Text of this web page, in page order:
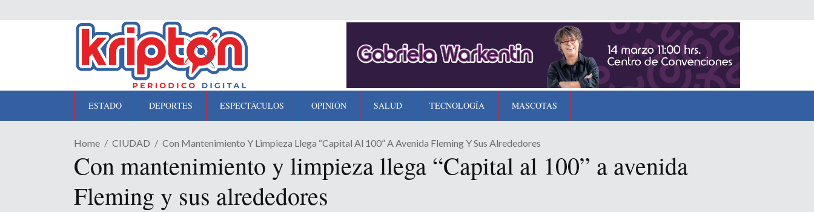
ESTADO DEPORTES ESPECTÁCULOS OPINIÓN SALUD TECNOLOGÍA MASCOTAS
Home CIUDAD Con Mantenimiento Y Limpieza Llega “Capital Al 100” A Avenida Fleming Y Sus Alrededores
Con mantenimiento y limpieza llega “Capital al 100” a avenida
Fleming y sus alrededores